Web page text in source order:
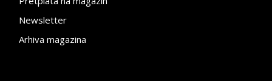
Newsletter
Arhiva magazina